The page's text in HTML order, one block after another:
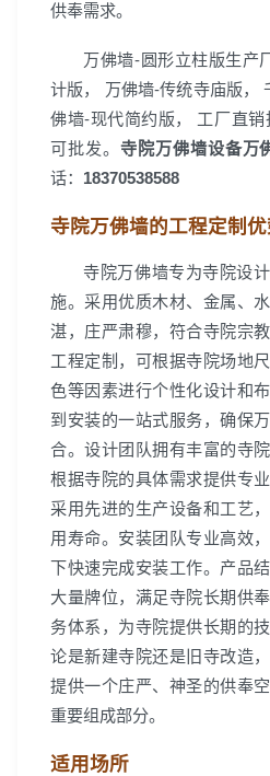
供奉需求。
万佛墙-圆形立柱版生产
计版， 万佛墙-传统寺庙版，
佛墙-现代简约版， 工厂直销
可批发。 寺院万佛墙设备万
话： 18370538588
寺院万佛墙的工程定制
寺院万佛墙专为寺院设
施。采用优质木材、金属、
湛，庄严肃穆，符合寺院宗
工程定制，可根据寺院场地
色等因素进行个性化设计和
到安装的一站式服务，确保
合。设计团队拥有丰富的寺
根据寺院的具体需求提供专
采用先进的生产设备和工艺
用寿命。安装团队专业高效
下快速完成安装工作。产品
大量牌位，满足寺院长期供
务体系，为寺院提供长期的
论是新建寺院还是旧寺改造
提供一个庄严、神圣的供奉
重要组成部分。
适用场所